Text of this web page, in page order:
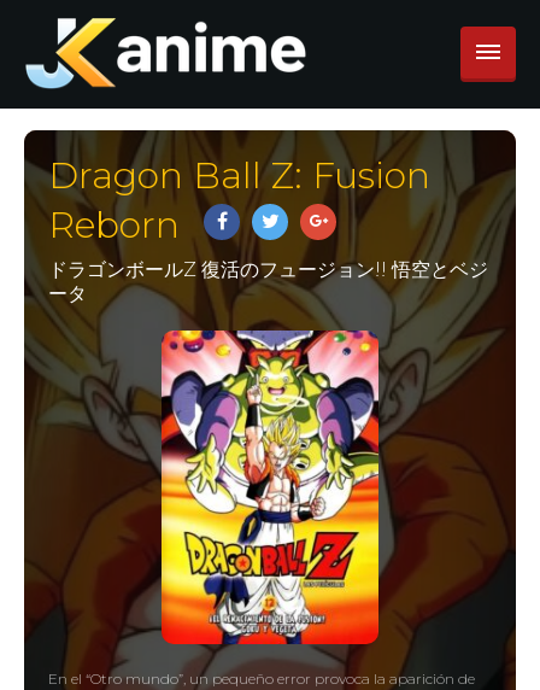
Dragon Ball Z: Fusion
Reborn
ドラゴンボールZ 復活のフュージョン!! 悟空とベジ
ータ
En el “Otro mundo”, un pequeño error provoca la aparición de